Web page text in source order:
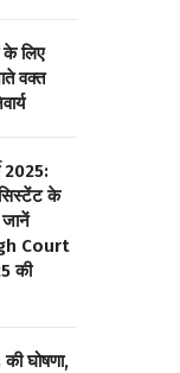
के लिए
वक्त
2025:
के
जानें
Court
की
घोषणा,